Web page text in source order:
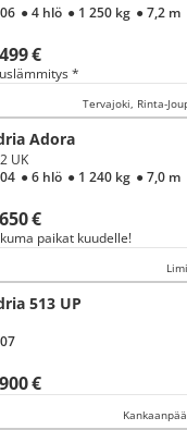
€
● 4 hlö ● 1 250 kg ● 7,2 m
*
Adora
€
UK
● 6 hlö ● 1 240 kg ● 7,0 m
paikat kuudelle!
513 UP
€